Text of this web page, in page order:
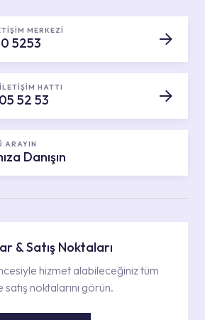
MERKEZİ
5253
HATTI
52 53
ARAYIN
Danışın
& Satış Noktaları
hizmet alabileceğiniz tüm
noktalarını görün.